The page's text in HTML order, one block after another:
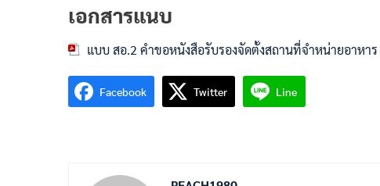
เอกสารแนบ
แบบ สอ.2 คำขอหนังสือรับรองจัดตั้งสถานที่จำหน่ายอาหาร
Facebook Twitter Line